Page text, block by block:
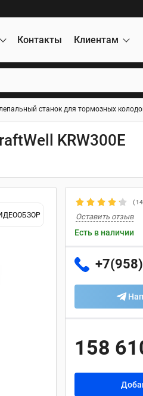
Контакты Клиентам
станок для тормозных
KRW300E
(14
Оставить отзыв
Есть в наличии
158